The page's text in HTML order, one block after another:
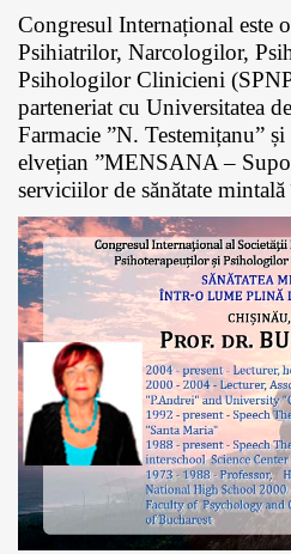
Congresul Internațional este
Psihiatrilor, Narcologilor,
Psihologilor Clinicieni
parteneriat cu Universitatea
Farmacie ”N. Testemițanu”
elvețian ”MENSANA –
serviciilor de sănătate